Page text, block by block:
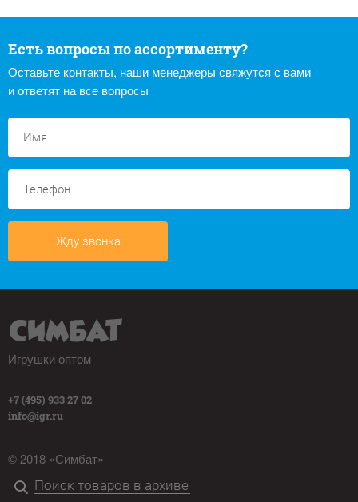
Есть вопросы по ассортименту?
Оставьте контакты, наши менеджеры свяжутся с вами
и ответят на все вопросы
Жду звонка
Игрушки оптом
+7 (495) 933 27 02
info@igr.ru
© 2018 «Симбат»